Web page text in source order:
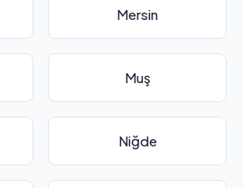
Mersin
Muş
Niğde